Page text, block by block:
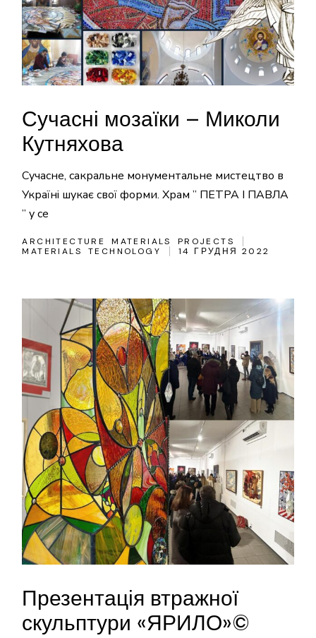
Сучасні мозаїки – Миколи
Кутняхова
Сучасне, сакральне монументальне мистецтво в
Україні шукає свої форми. Храм ” ПЕТРА І ПАВЛА
” у се
ARCHITECTURE MATERIALS
PROJECTS
MATERIALS
TECHNOLOGY 14 ГРУДНЯ 2022
Презентація втражної
скульптури «ЯРИЛО»©️